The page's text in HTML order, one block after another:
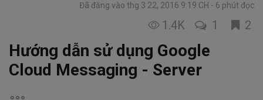
Đã đăng vào thg 3 22, 2016 9:19 CH 6 phút đọc
1.4K 1 2
Hướng dẫn sử dụng Google
Cloud Messaging - Server